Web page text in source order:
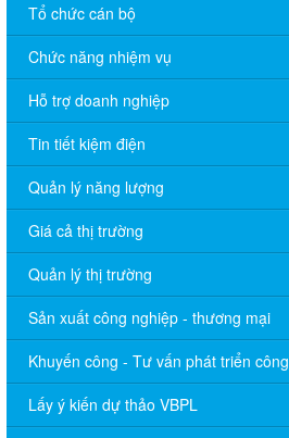
Tổ chức cán bộ
Chức năng nhiệm vụ
Hỗ trợ doanh nghiệp
Tin tiết kiệm điện
Quản lý năng lượng
Giá cả thị trường
Quản lý thị trường
Sản xuất công nghiệp - thương mại
Khuyến công - Tư vấn phát triển
Lấy ý kiến dự thảo VBPL